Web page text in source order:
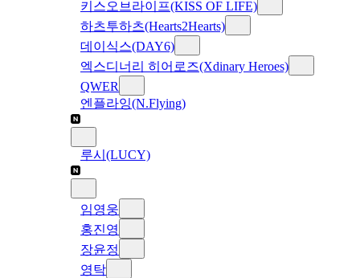
키스오브라이프(KISS OF LIFE)
하츠투하츠(Hearts2Hearts)
데이식스(DAY6)
엑스디너리 히어로즈(Xdinary Heroes)
QWER
엔플라잉(N.Flying)
루시(LUCY)
임영웅
홍진영
장윤정
영탁